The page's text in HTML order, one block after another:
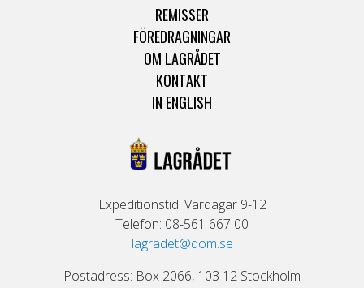
REMISSER
FÖREDRAGNINGAR
OM LAGRÅDET
KONTAKT
IN ENGLISH
Expeditionstid: Vardagar 9-12
Telefon: 08-561 667 00
lagradet@dom.se
Postadress: Box 2066, 103 12 Stockholm